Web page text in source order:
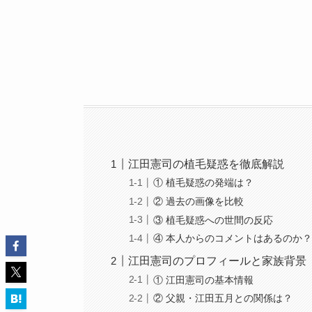
江田憲司の植毛疑惑を徹底解説
① 植毛疑惑の発端は？
② 過去の画像を比較
③ 植毛疑惑への世間の反応
④ 本人からのコメントはあるのか？
江田憲司のプロフィールと家族背景
① 江田憲司の基本情報
② 父親・江田五月との関係は？